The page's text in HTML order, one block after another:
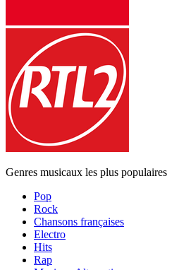
Genres musicaux les plus populaires
Pop
Rock
Chansons françaises
Electro
Hits
Rap